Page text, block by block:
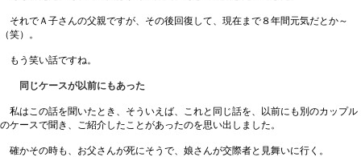
それでＡ子さんの父親ですが、その後回復して、現在まで８年間元気だとか～
（笑）。
もう笑い話ですね。
同じケースが以前にもあった
私はこの話を聞いたとき、そういえば、これと同じ話を、以前にも別のカップル
のケースで聞き、ご紹介したことがあったのを思い出しました。
確かその時も、お父さんが死にそうで、娘さんが交際者と見舞いに行く。